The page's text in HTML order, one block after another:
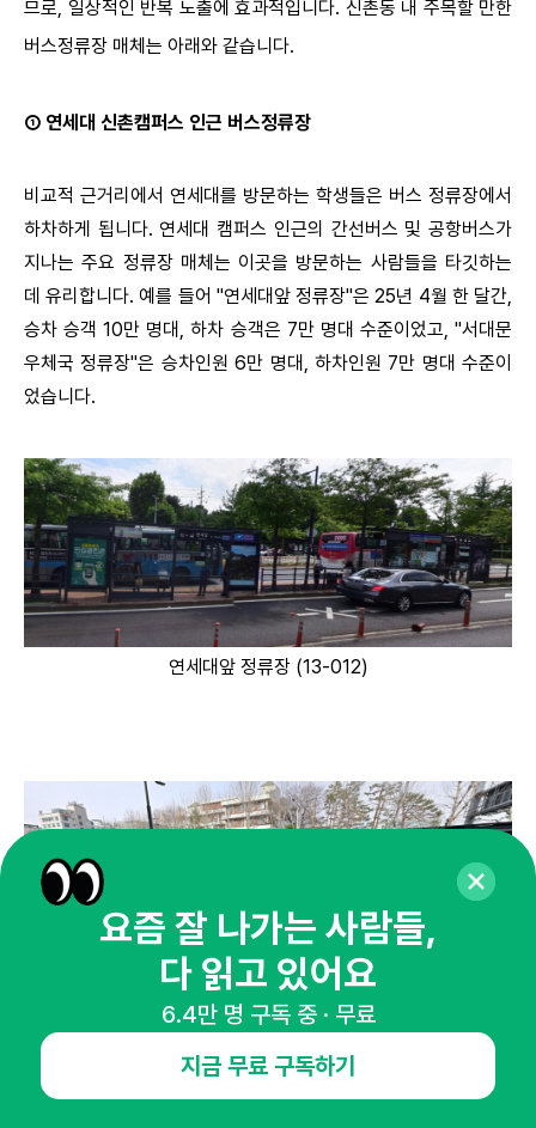
므로, 일상적인 반복 노출에 효과적입니다. 신촌동 내 주목할 만한
버스정류장 매체는 아래와 같습니다.
① 연세대 신촌캠퍼스 인근 버스정류장
비교적 근거리에서 연세대를 방문하는 학생들은 버스 정류장에서
하차하게 됩니다. 연세대 캠퍼스 인근의 간선버스 및 공항버스가
지나는 주요 정류장 매체는 이곳을 방문하는 사람들을 타깃하는
데 유리합니다. 예를 들어 "연세대앞 정류장"은 25년 4월 한 달간,
승차 승객 10만 명대, 하차 승객은 7만 명대 수준이었고, "서대문
우체국 정류장"은 승차인원 6만 명대, 하차인원 7만 명대 수준이
었습니다.
연세대앞 정류장 (13-012)
서대문우체국 정류장 (13-010)
요즘 잘 나가는 사람들,
다 읽고 있어요
6.4만 명 구독 중 · 무료
지금 무료 구독하기